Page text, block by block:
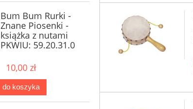
Bum Bum Rurki -
Znane Piosenki -
książka z nutami
PKWIU: 59.20.31.0
10,00 zł
do koszyka